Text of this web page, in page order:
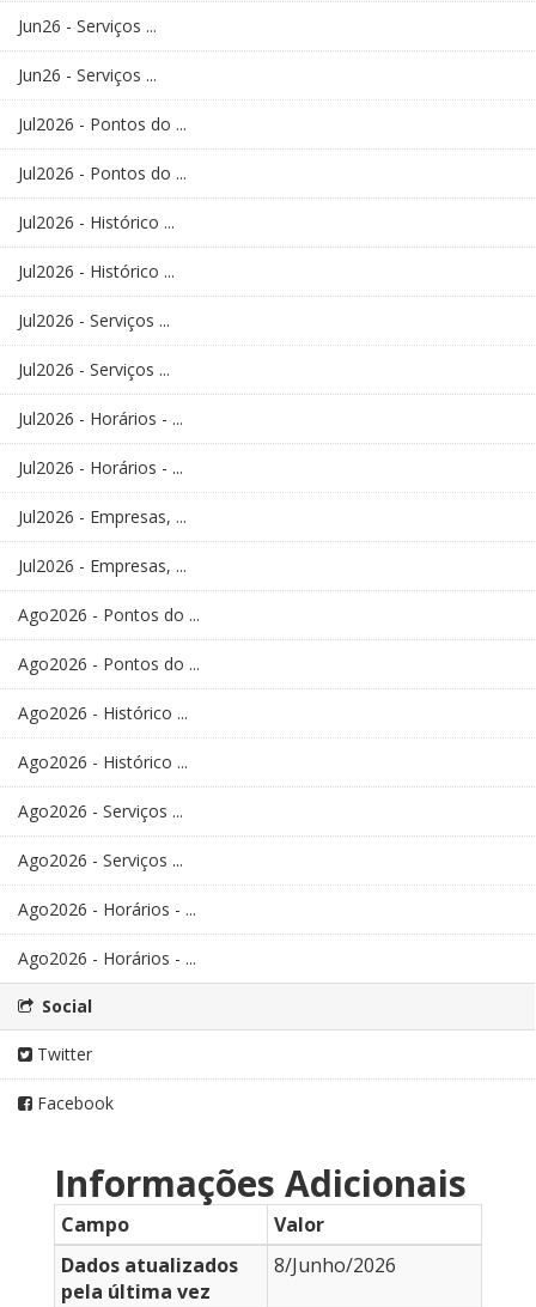
Jun26 - Serviços ...
Jun26 - Serviços ...
Jul2026 - Pontos do ...
Jul2026 - Pontos do ...
Jul2026 - Histórico ...
Jul2026 - Histórico ...
Jul2026 - Serviços ...
Jul2026 - Serviços ...
Jul2026 - Horários - ...
Jul2026 - Horários - ...
Jul2026 - Empresas, ...
Jul2026 - Empresas, ...
Ago2026 - Pontos do ...
Ago2026 - Pontos do ...
Ago2026 - Histórico ...
Ago2026 - Histórico ...
Ago2026 - Serviços ...
Ago2026 - Serviços ...
Ago2026 - Horários - ...
Ago2026 - Horários - ...
Social
Twitter
Facebook
Informações Adicionais
Campo
Valor
Dados atualizados
pela última vez
8/Junho/2026